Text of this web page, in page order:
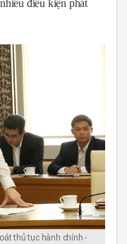
điều kiện phát
thủ tục hành chính -